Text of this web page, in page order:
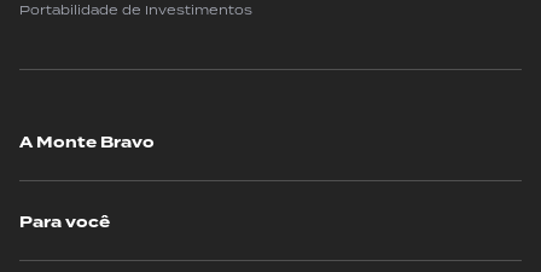
Portabilidade de Investimentos
A Monte Bravo
Para você